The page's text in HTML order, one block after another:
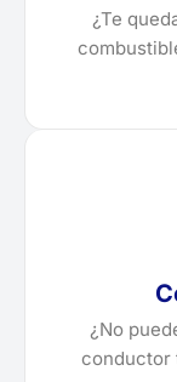
¿Te
¿No
conductor